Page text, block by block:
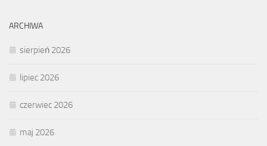
ARCHIWA
sierpień 2026
lipiec 2026
czerwiec 2026
maj 2026